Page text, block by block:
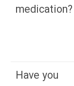
medication?
Have you